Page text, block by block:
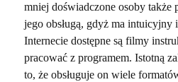
mniej doświadczone osoby także
jego obsługą, gdyż ma intuicyjny
Internecie dostępne są filmy
pracować z programem. Istotną
to, że obsługuje on wiele